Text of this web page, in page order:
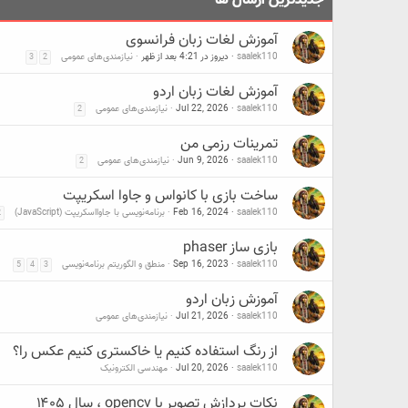
آموزش لغات زبان فرانسوی
saalek110 دیروز در 4:21 بعد از ظهر نیازمندی‌های عمومی 2
3
آموزش لغات زبان اردو
saalek110
Jul 22, 2026 نیازمندی‌های عمومی 2
تمرینات رزمی من
saalek110
Jun 9, 2026 نیازمندی‌های عمومی 2
ساخت بازی با کانواس و جاوا اسکریپت
saalek110
Feb 16, 2024 برنامه‌نویسی با جاوااسکریپت (JavaScript)
بازی ساز phaser
saalek110
Sep 16, 2023 منطق و الگوریتم برنامه‌نویسی 3
4
5
آموزش زبان اردو
saalek110
Jul 21, 2026 نیازمندی‌های عمومی
از رنگ استفاده کنیم یا خاکستری کنیم عکس را؟
saalek110
Jul 20, 2026 مهندسی الکترونیک